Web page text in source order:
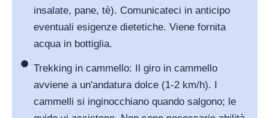
insalate, pane, tè). Comunicateci in anticipo
eventuali esigenze dietetiche. Viene fornita
acqua in bottiglia.
Trekking in cammello: Il giro in cammello
avviene a un'andatura dolce (1-2 km/h). I
cammelli si inginocchiano quando salgono; le